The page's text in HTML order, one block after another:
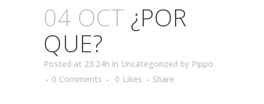
04 OCT ¿POR
QUE?
Posted at 23:24h in Uncategorized by Pippo
0 Comments
0 Likes Share